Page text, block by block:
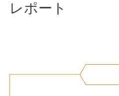
レポート